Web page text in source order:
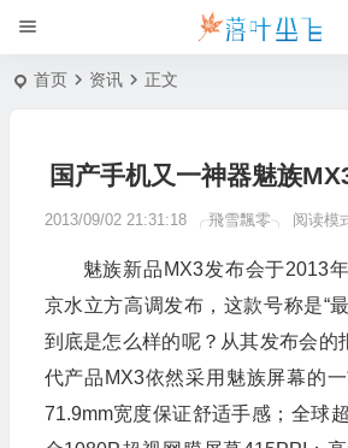
首页 资讯 正文
国产手机又一神器魅族
2013/09/02 21:31:18 ╭飛雪飄零╮ 阅读模
魅族新品MX3发布会于2013
京水立方高调发布，这款号称是“
到底是怎么样的呢？从其发布会的
代产品MX3依然采用魅族屏幕的一
71.9mm宽度保证舒适手感；全球